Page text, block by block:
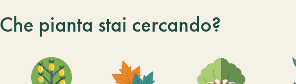
Che pianta stai cercando?